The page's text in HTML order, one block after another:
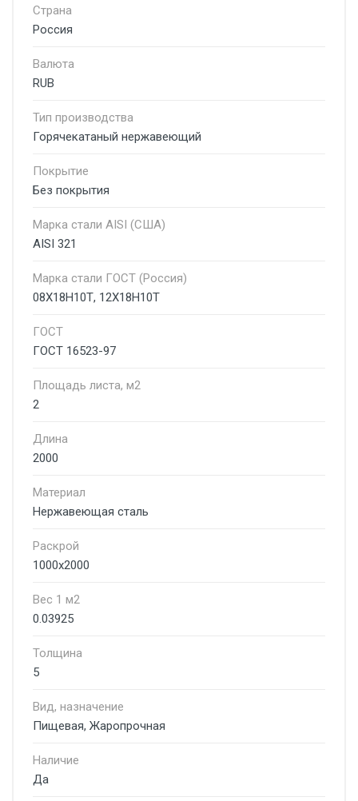
Страна
Россия
Валюта
RUB
Тип производства
Горячекатаный нержавеющий
Покрытие
Без покрытия
Марка стали AISI (США)
AISI 321
Марка стали ГОСТ (Россия)
08Х18Н10Т, 12Х18Н10Т
ГОСТ
ГОСТ 16523-97
Площадь листа, м2
2
Длина
2000
Материал
Нержавеющая сталь
Раскрой
1000х2000
Вес 1 м2
0.03925
Толщина
5
Вид, назначение
Пищевая, Жаропрочная
Наличие
Да